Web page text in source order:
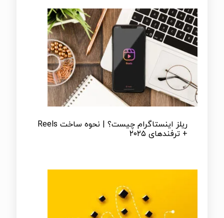
ریلز اینستاگرام چیست؟ | نحوه ساخت Reels
+ ترفندهای ۲۰۲۵